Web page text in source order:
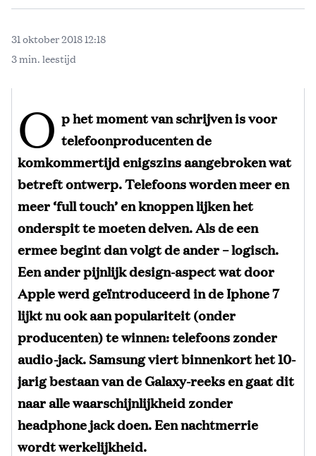
31 oktober 2018 12:18
3 min. leestijd
O p het moment van schrijven is voor
telefoonproducenten de
komkommertijd enigszins aangebroken wat
betreft ontwerp. Telefoons worden meer en
meer ‘full touch’ en knoppen lijken het
onderspit te moeten delven. Als de een
ermee begint dan volgt de ander – logisch.
Een ander pijnlijk design-aspect wat door
Apple werd geïntroduceerd in de Iphone 7
lijkt nu ook aan populariteit (onder
producenten) te winnen: telefoons zonder
audio-jack. Samsung viert binnenkort het 10-
jarig bestaan van de Galaxy-reeks en gaat dit
naar alle waarschijnlijkheid zonder
headphone jack doen. Een nachtmerrie
wordt werkelijkheid.